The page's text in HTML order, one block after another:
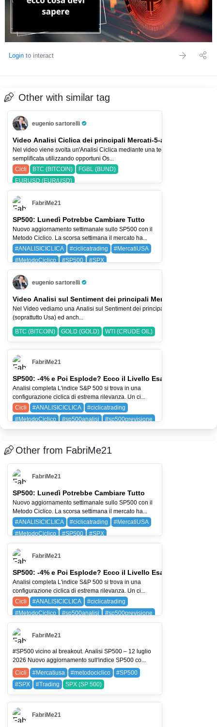
Login to interact
Other with similar tag
eugenio sartorelli
Pro Trader
Video Analisi Ciclica dei principali Mercati-5-ago-26
Nel video viene svolta un'Analisi Ciclica mediante una tecnica
semplificata utilizzando opportuni Os...
Cicli
BTC (BITCOIN)
FGBL (BUND)
EURUSD (EUR/USD)
FabriMe21
SP500: Lunedì Potrebbe Cambiare Tutto
Nuovo aggiornamento settimanale sullo SP500 con il
Metodo Ciclico. La scorsa settimana il mercato ha...
#ANALISICICLICA
#ciclicatrading
#MercatiUSA
#MetodoCiclico
#SP500
#SPX
BAYG (BAYER AG)
SPX (SP 500)
eugenio sartorelli
Pro Trader
Video Analisi sul Sentiment dei principali Mercati-2-ago-2026
Nel Video vediamo una Analisi sul Sentiment dei principali Indici Azionari
(soprattutto Usa) ed anch...
BTC (BITCOIN) GOLD (GOLD) WTI (CRUDE OIL)
FabriMe21
SP500: -4% e Poi Esplode? Ecco il Livello Esatto
Analisi completa L'indice S&P 500 si trova in una
configurazione ciclica di estrema rilevanza. Un ci...
Cicli
#ANALISICICLICA
#ciclicatrading
#MetodoCiclico
#sp500analisi
#sp500previsione
SPX (SP 500)
Other from FabriMe21
FabriMe21
SP500: Lunedì Potrebbe Cambiare Tutto
Nuovo aggiornamento settimanale sullo SP500 con il
Metodo Ciclico. La scorsa settimana il mercato ha...
#ANALISICICLICA
#ciclicatrading
#MercatiUSA
#MetodoCiclico
#SP500
#SPX
BAYG (BAYER AG)
SPX (SP 500)
FabriMe21
SP500: -4% e Poi Esplode? Ecco il Livello Esatto
Analisi completa L'indice S&P 500 si trova in una
configurazione ciclica di estrema rilevanza. Un ci...
Cicli
#ANALISICICLICA
#ciclicatrading
#MetodoCiclico
#sp500analisi
#sp500previsione
SPX (SP 500)
FabriMe21
#SP500 vicino al breakout. Analisi SP500 – 12 luglio
2026 Nuovo aggiornamento sull'indice SP500 co...
Cicli
#Mercatiusa #metodociclico
#SP500
#SPX
#Trading SPX (SP 500)
FabriMe21